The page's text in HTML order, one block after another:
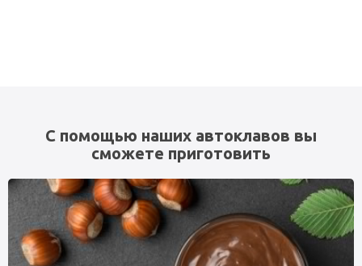
С помощью наших автоклавов вы
сможете приготовить